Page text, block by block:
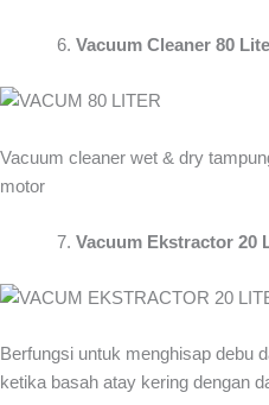
Vacuum Cleaner 80
Vacuum cleaner wet & dry
motor
Vacuum Ekstractor 20
Berfungsi untuk menghisap debu
ketika basah atay kering dengan